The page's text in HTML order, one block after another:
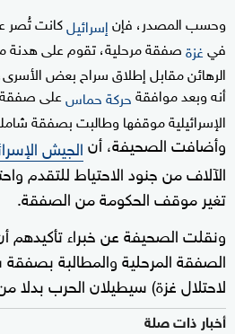
وحسب المصدر، فإنإسرائيلكانت تُصر
فيغزةصفقة مرحلية، تقوم على هدنة
الرهائن مقابل إطلاق سراح بعض الأسرى،
أنه وبعد موافقةحركة حماسعلى صفقة
الإسرائيلية موقفها وطالبت بصفقة
وأضافت الصحيفة، أنالجيش
الآلاف من جنود الاحتياط للتقدم
تغير موقف الحكومة من الصفقة.
ونقلت الصحيفة عن خبراء
الصفقة المرحلية والمطالبة
لاحتلال غزة) سيطيلان الحرب بدلا
أخبار ذات صلة